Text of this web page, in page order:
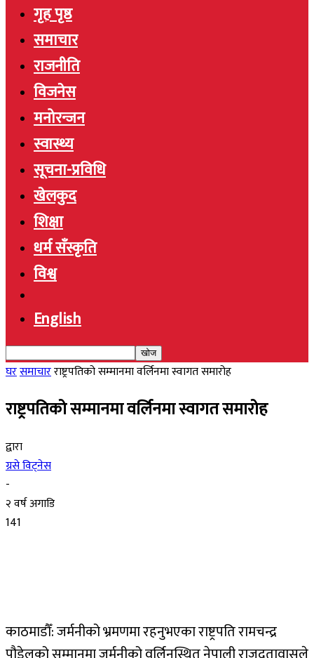
गृह पृष्ठ
समाचार
राजनीति
विजनेस
मनोरन्जन
स्वास्थ्य
सूचना-प्रविधि
खेलकुद
शिक्षा
धर्म सँस्कृति
विश्व
English
घरसमाचारराष्ट्रपतिको सम्मानमा वर्लिनमा स्वागत समारोह
राष्ट्रपतिको सम्मानमा वर्लिनमा स्वागत समारोह
द्वारा
ग्रसे विट्नेस
-
२ वर्ष अगाडि
141
काठमाडौँ: जर्मनीको भ्रमणमा रहनुभएका राष्ट्रपति रामचन्द्र